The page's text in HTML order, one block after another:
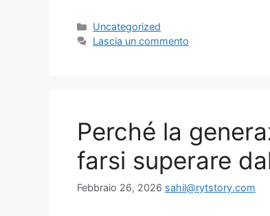
Categorie
Uncategorized
Lascia un commento
Perché la
farsi superare
Febbraio 26, 2026 sahil@rytstory.com